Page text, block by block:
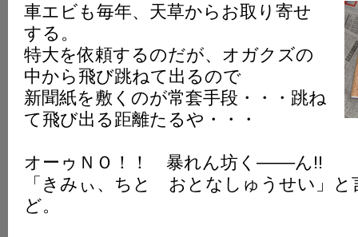
車エビも毎年、天草からお取り寄せ
する。
特大を依頼するのだが、オガクズの
中から飛び跳ねて出るので
新聞紙を敷くのが常套手段・・・跳ね
て飛び出る距離たるや・・・
オーゥ ＮＯ！！ 暴れん坊く––––ん!!
「きみぃ、ちと おとなしゅうせい」と
ど。